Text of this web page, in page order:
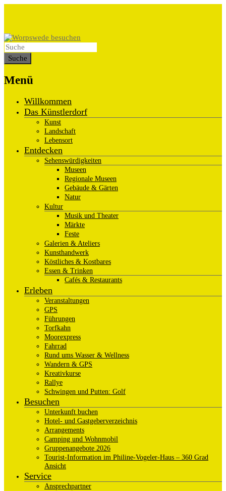
Menü
Willkommen
Das Künstlerdorf
Kunst
Landschaft
Lebensort
Entdecken
Sehenswürdigkeiten
Museen
Regionale Museen
Gebäude & Gärten
Natur
Kultur
Musik und Theater
Märkte
Feste
Galerien & Ateliers
Kunsthandwerk
Köstliches & Kostbares
Essen & Trinken
Cafés & Restaurants
Erleben
Veranstaltungen
GPS
Führungen
Torfkahn
Moorexpress
Fahrrad
Rund ums Wasser & Wellness
Wandern & GPS
Kreativkurse
Rallye
Schwingen und Putten: Golf
Besuchen
Unterkunft buchen
Hotel- und Gastgeberverzeichnis
Arrangements
Camping und Wohnmobil
Gruppenangebote 2026
Tourist-Information im Philine-Vogeler-Haus – 360 Grad
Ansicht
Service
Ansprechpartner